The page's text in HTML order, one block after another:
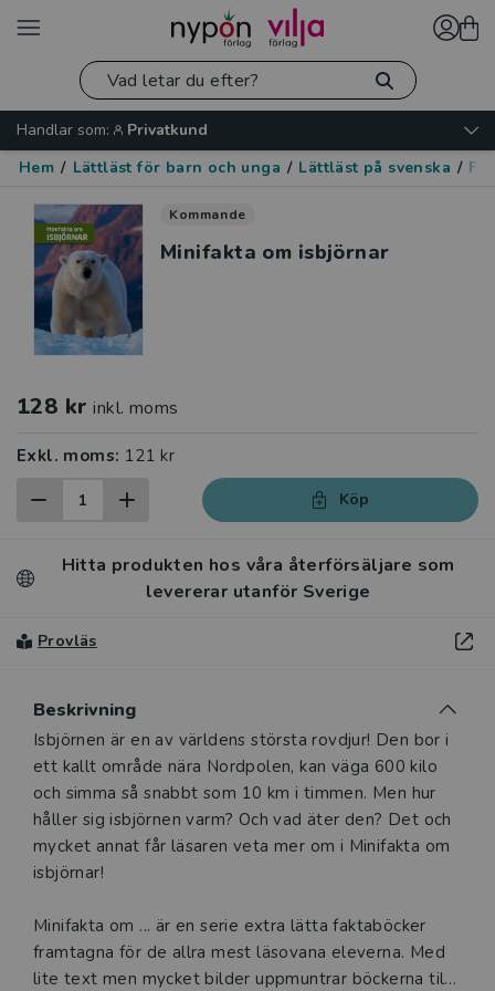
Handlar som:
Privatkund
Hem / Lättläst för barn och unga / Lättläst på svenska /
Kommande
Minifakta om isbjörnar
128 kr inkl. moms
Exkl. moms: 121 kr
Köp
Hitta produkten hos våra återförsäljare som
levererar utanför Sverige
Provläs
Beskrivning
Beskrivning
Isbjörnen är en av världens största rovdjur! Den bor i
ett kallt område nära Nordpolen, kan väga 600 kilo
och simma så snabbt som 10 km i timmen. Men hur
håller sig isbjörnen varm? Och vad äter den? Det och
mycket annat får läsaren veta mer om i Minifakta om
isbjörnar!
Minifakta om ... är en serie extra lätta faktaböcker
framtagna för de allra mest läsovana eleverna. Med
lite text men mycket bilder uppmuntrar böckerna till